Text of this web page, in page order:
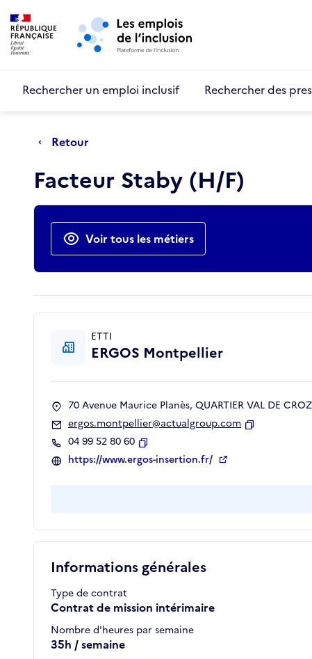
Aller au menu principal
Rechercher un emploi inclusif Rechercher des
Retour
Facteur Staby (H/F)
Actions rapides
Voir tous les métiers
Informations générales
Type de contrat
Contrat de mission intérimaire
Nombre d'heures par semaine
35h / semaine
ETTI
ERGOS Montpellier
70 Avenue Maurice Planès, QUARTIER VAL DE
ergos.montpellier@actualgroup.com
04 99 52 80 60
Copier
https://www.ergos-insertion.fr/